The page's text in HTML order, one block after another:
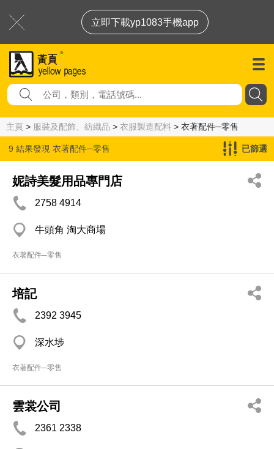
立即下載yp1083手機app
主頁 > 服裝及配飾、紡織品 > 衣服製造配料 > 衣著配件─零售
9 結果發現 衣著配件─零售 已篩選
妮詩美髮用品專門店
2758 4914
牛頭角 淘大商場
衣著配件─零售
培記
2392 3945
深水埗
衣著配件─零售
雲裳公司
2361 2338